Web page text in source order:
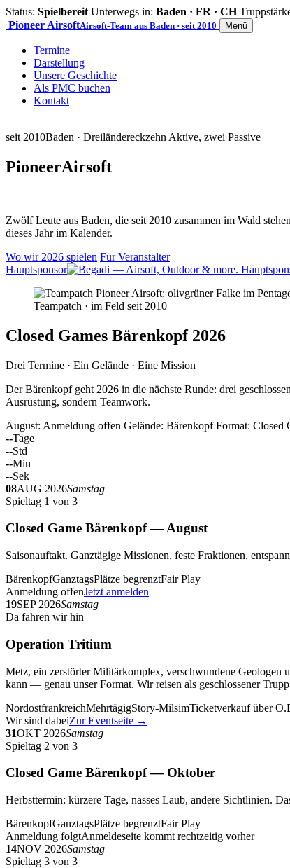
Status: Spielbereit Unterwegs in: Baden · FR · CH
Pioneer AirsoftAirsoft-Team aus Baden · seit 2010 Menü
Termine
Darstellung
Unsere Geschichte
Als PMC buchen
Kontakt
seit 2010Baden · Dreiländereckzehn Aktive, zwei Passive
PioneerAirsoft
Zwölf Leute aus Baden, die seit 2010 zusammen im Wald
dieses Jahr im Kalender.
Wo wir 2026 spielen Für Veranstalter
Hauptsponsor
Teampatch · im Feld seit 2010
Closed Games Bärenkopf 2026
Drei Termine · Ein Gelände · Eine Mission
Der Bärenkopf geht 2026 in die nächste Runde: drei
Ausrüstung, sondern Teamwork.
August: Anmeldung offen Gelände: Bärenkopf Format: Closed
--Tage
--Std
--Min
--Sek
08AUG 2026Samstag
Spieltag 1 von 3
Closed Game Bärenkopf — August
Saisonauftakt. Ganztägige Missionen, feste Fraktionen,
BärenkopfGanztagsPlätze begrenztFair Play
Anmeldung offenJetzt anmelden
19SEP 2026Samstag
Da fahren wir hin
Operation Tritium
Metz, ein zerstörter Militärkomplex, verschwundene Geologen
kann — genau unser Format. Wir reisen als geschlossener
NordostfrankreichMehrtägigStory-MilsimTicketverkauf über
Wir sind dabeiZur Eventseite →
31OKT 2026Samstag
Spieltag 2 von 3
Closed Game Bärenkopf — Oktober
Herbsttermin: kürzere Tage, nasses Laub, andere Sichtlinien.
BärenkopfGanztagsPlätze begrenztFair Play
Anmeldung folgtAnmeldeseite kommt rechtzeitig vorher
14NOV 2026Samstag
Spieltag 3 von 3